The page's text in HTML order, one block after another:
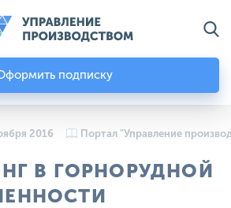
подписку
2016 Портал "Управление
В ГОРНОРУДНОЙ